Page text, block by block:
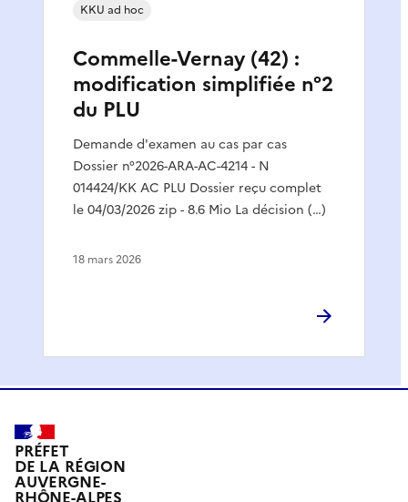
Commelle-Vernay (42) :
modification simplifiée n°2
du PLU
Demande d'examen au cas par cas
Dossier n°2026-ARA-AC-4214 - N
014424/KK AC PLU Dossier reçu complet
le 04/03/2026 zip - 8.6 Mio La décision (…)
KKU ad hoc
18 mars 2026
PRÉFET
DE LA RÉGION
AUVERGNE-